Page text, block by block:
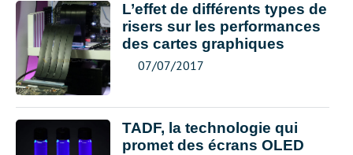
L’effet de différents types de
risers sur les performances
des cartes graphiques
07/07/2017
TADF, la technologie qui
promet des écrans OLED